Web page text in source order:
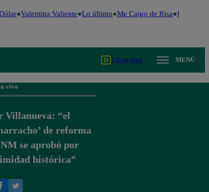
Valentina Valiente Lo último Me Caigo de Risa Perú
TV en vivo MENÚ
vivo
Villanueva: “el
de reforma
se aprobó por
histórica”